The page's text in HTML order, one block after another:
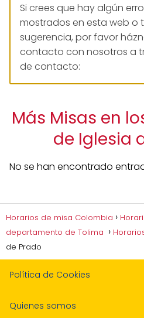
Si crees que hay algún
mostrados en esta web o
sugerencia, por favor
contacto con nosotros a
de contacto:
Más Misas en
de Iglesia
No se han encontrado
Horarios de misa Colombia
departamento de Tolima
de Prado
Política de Cookies
Quienes somos